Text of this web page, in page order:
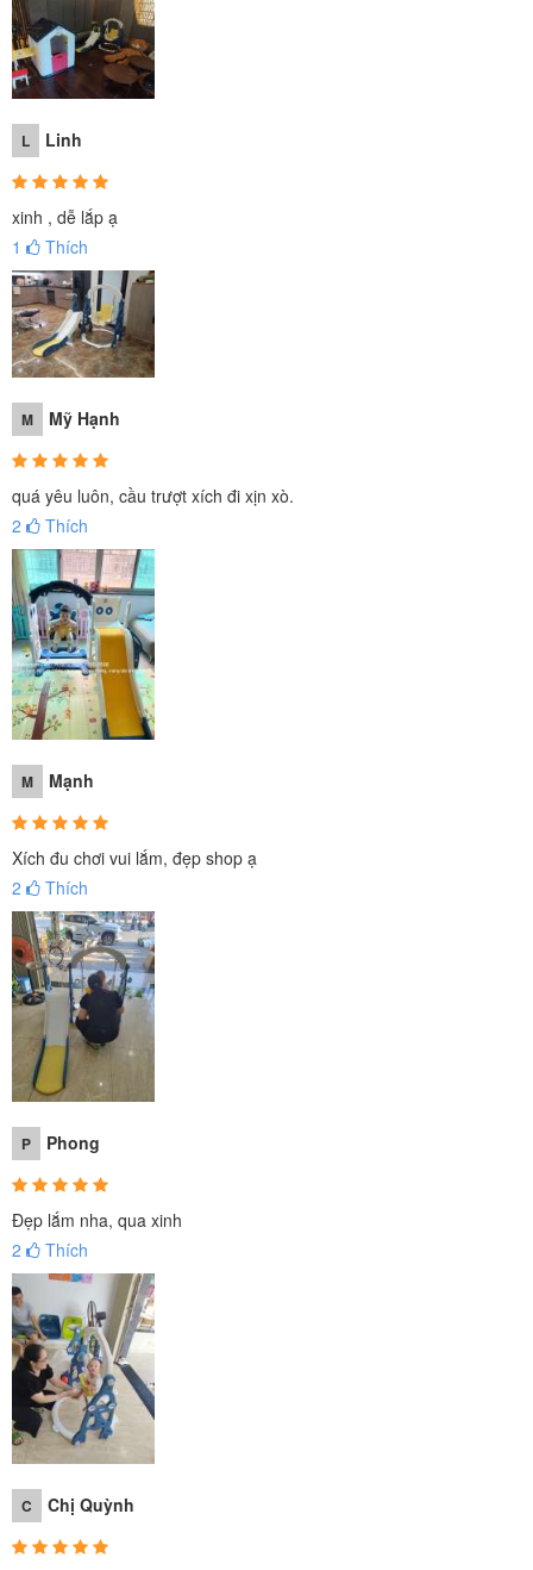
L Linh
xinh , dễ lắp ạ
1
Thích
M Mỹ Hạnh
quá yêu luôn, cầu trượt xích đi xịn xò.
2
Thích
M Mạnh
Xích đu chơi vui lắm, đẹp shop ạ
2
Thích
P Phong
Đẹp lắm nha, qua xinh
2
Thích
C Chị Quỳnh